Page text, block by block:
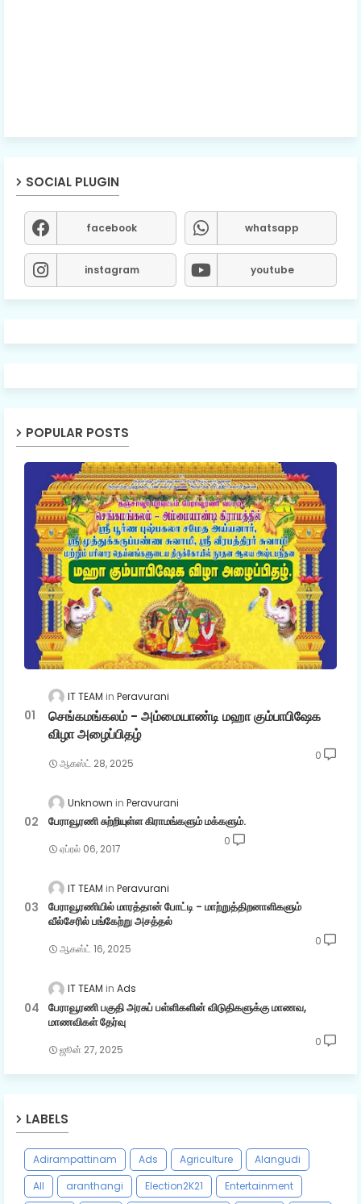
SOCIAL PLUGIN
facebook whatsapp
instagram youtube
POPULAR POSTS
IT TEAM Peravurani
செங்கமங்கலம் - அம்மையாண்டி மஹா கும்பாபிஷேக
விழா அழைப்பிதழ்
ஆகஸ்ட் 28, 2025
0
Unknown Peravurani
பேராவூரணி சுற்றியுள்ள கிராமங்களும் மக்களும்.
ஏப்ரல் 06, 2017
0
IT TEAM Peravurani
பேராவூரணியில் மாரத்தான் போட்டி - மாற்றுத்திறனாளிகளும்
வீல்சேரில் பங்கேற்று அசத்தல்
ஆகஸ்ட் 16, 2025
0
IT TEAM Ads
பேராவூரணி பகுதி அரசுப் பள்ளிகளின் விடுதிகளுக்கு மாணவ,
மாணவிகள் தேர்வு
ஜூன் 27, 2025
0
LABELS
Adirampattinam Ads Agriculture
Alangudi
All
aranthangi Election2K21
Entertainment